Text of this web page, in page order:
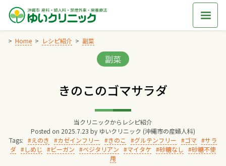
Skip
content
Home レシピ紹介 副菜
Categories:
副菜
きのこのゴマサラダ
当クリニックからレシピ紹介
Posted on 2025.7.23 by ゆいクリニック (沖縄市の産婦人科)
Tags:
えのき カゼインフリー きのこ グルテンフリー ゴマ
サラ
ダ
しめじ ビーガン ベジタリアン マイタケ 砂糖なし
砂糖不使
用
院長からのごあいさつ
ゆいクリニックの経営理念